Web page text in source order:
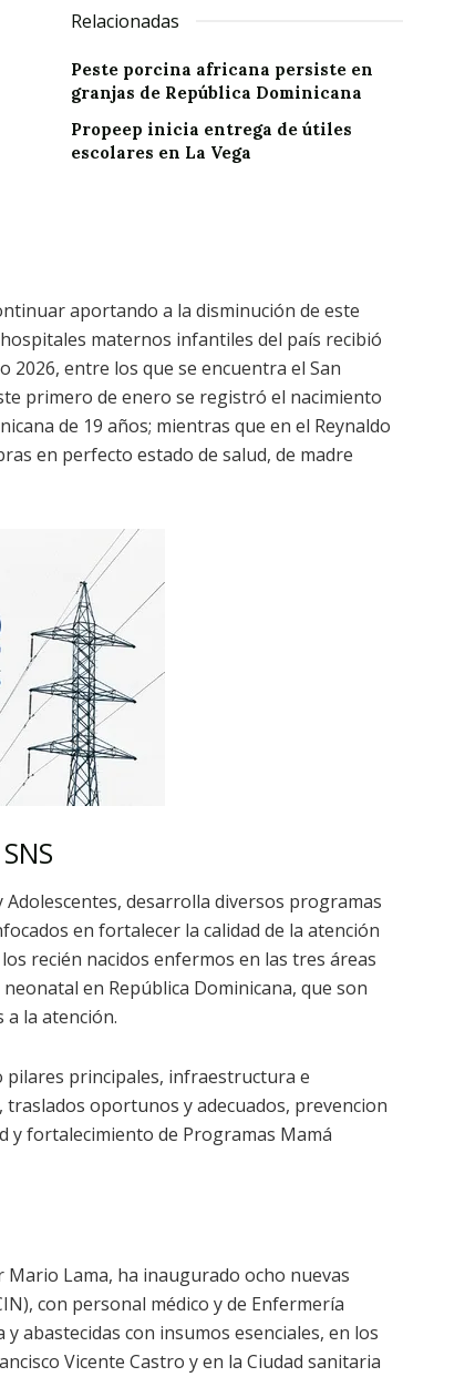
Relacionadas
Peste porcina africana persiste en
granjas de República Dominicana
Propeep inicia entrega de útiles
escolares en La Vega
aportando a la disminución de este
maternos infantiles del país recibió
2026, entre los que se encuentra el San
primero de enero se registró el nacimiento
de 19 años; mientras que en el Reynaldo
en perfecto estado de salud, de madre
desarrolla diversos programas
en fortalecer la calidad de la atención
recién nacidos enfermos en las tres áreas
en República Dominicana, que son
a la atención.
pilares principales, infraestructura e
oportunos y adecuados, prevencion
y fortalecimiento de Programas Mamá
Mario Lama, ha inaugurado ocho nuevas
con personal médico y de Enfermería
abastecidas con insumos esenciales, en los
Vicente Castro y en la Ciudad sanitaria